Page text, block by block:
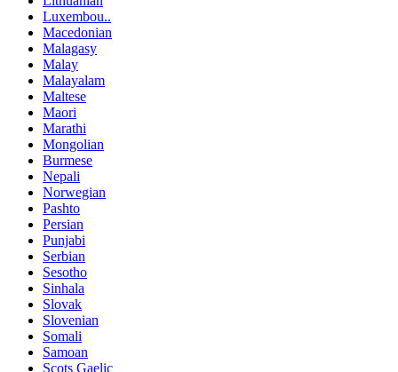
Luxembou..
Macedonian
Malagasy
Malay
Malayalam
Maltese
Maori
Marathi
Mongolian
Burmese
Nepali
Norwegian
Pashto
Persian
Punjabi
Serbian
Sesotho
Sinhala
Slovak
Slovenian
Somali
Samoan
Scots Gaelic